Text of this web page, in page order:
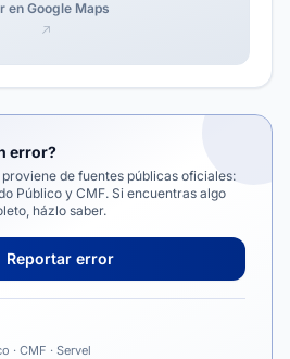
en Google Maps
error?
de fuentes públicas oficiales:
Público y CMF. Si encuentras algo
házlo saber.
Reportar error
· CMF · Servel